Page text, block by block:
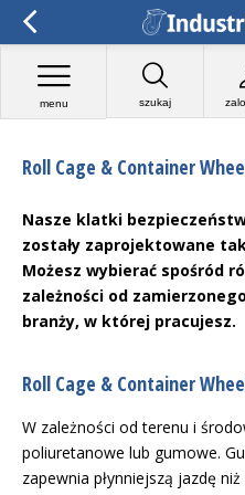
szukaj
menu
Roll Cage & Container
Nasze klatki
zostały zaprojektowane
Możesz wybierać spośród
zależności od
branży, w której pracujesz.
Roll Cage & Container
W zależności od terenu i
poliuretanowe lub gumowe.
zapewnia płynniejszą jazdę